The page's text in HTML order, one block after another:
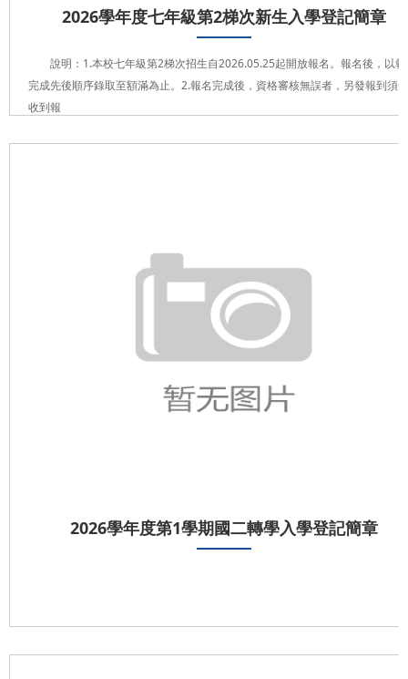
2026學年度七年級第2梯次新生入學登記簡章
說明：1.本校七年級第2梯次招生自2026.05.25起開放報名。報名後，以
完成先後順序錄取至額滿為止。2.報名完成後，資格審核無誤者，另發報到須
收到報
2026學年度第1學期國二轉學入學登記簡章